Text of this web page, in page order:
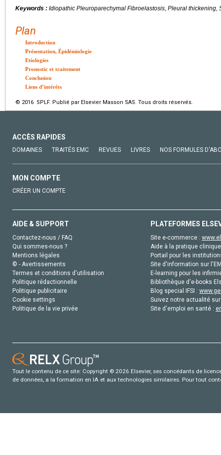
Keywords : Idiopathic Pleuroparechymal Fibroelastosis, Pleural thickening,
Plan
Introduction
Présentation, Épidémiologie
Etiologies
Pronostic et traitement
Conclusion
Liens d’intérêts
© 2016 SPLF. Publié par Elsevier Masson SAS. Tous droits réservés.
ACCÈS RAPIDES
DOMAINES TRAITÉS EMC REVUES LIVRES NOS FORMULES
MON COMPTE
CRÉER UN COMPTE
AIDE & SUPPORT
Contactez-nous / FAQ
Qui sommes-nous ?
Mentions légales
© - Avertissements
Termes et conditions d'utilisation
Politique rédactionnelle
Politique publicitaire
Cookie settings
Politique de la vie privée
PLATEFORMES
Site e-commerce :
Aide à la pratique
Portail pour les
Site d'information sur
E-learning pour les
Bibliothèque d'e-books
Blog special IFSI :
Suivez notre actualité
Site d'emploi en santé :
Tout le contenu de ce site: Copyright © 2026 Elsevier, ses concédants de
de données, a la formation en IA et aux technologies similaires. Pour tout